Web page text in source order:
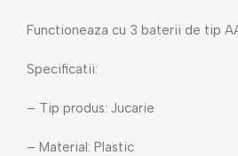
Functioneaza cu 3 baterii de tip
Specificatii:
– Tip produs: Jucarie
– Material: Plastic